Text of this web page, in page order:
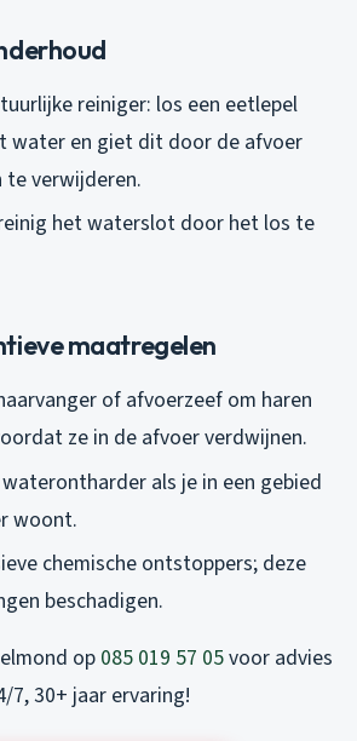
reiniger: los een eetlepel
water en giet dit door de afvoer
te verwijderen.
het waterslot door het los te
maatregelen
of afvoerzeef om haren
ze in de afvoer verdwijnen.
als je in een gebied
woont.
chemische ontstoppers; deze
beschadigen.
op 085 019 57 05voor advies
30+ jaar ervaring!